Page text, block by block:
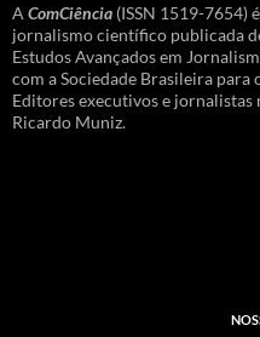
A ComCiência (ISSN 1519-7654)
jornalismo científico publicada
Estudos Avançados em
com a Sociedade Brasileira para
Editores executivos e jornalistas
Ricardo Muniz.